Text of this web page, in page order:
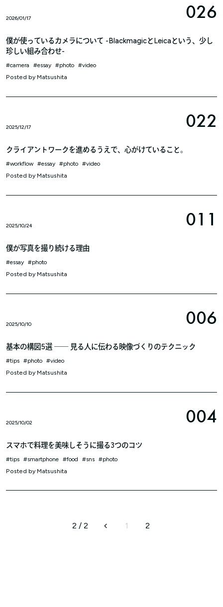
2026/01/17 026
僕が使っているカメラについて -BlackmagicとLeicaという、少し
珍しい組み合わせ-
camera essay photo video
Posted by Matsushita
2025/12/17 022
クライアントワークを進めるうえで、心がけていること。
workflow essay photo video
Posted by Matsushita
2025/10/24 011
僕が写真を撮り続ける理由
essay photo
Posted by Matsushita
2025/10/10 006
基本の構図5選 ―― 見る人に伝わる映像づくりのテクニック
tips photo video
Posted by Matsushita
2025/10/02 004
スマホで料理を美味しそうに撮る3つのコツ
tips smartphone food sns photo
Posted by Matsushita
2 / 2 1 2